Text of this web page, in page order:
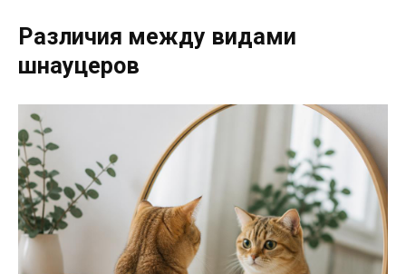
Различия между видами
шнауцеров